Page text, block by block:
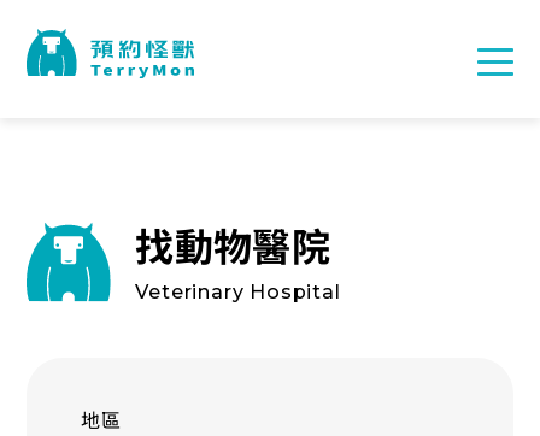
找動物醫院
Veterinary Hospital
地區